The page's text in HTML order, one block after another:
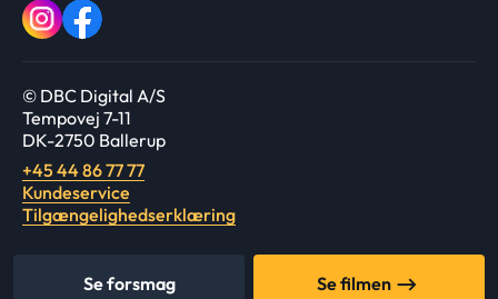
Se forsmag Se filmen
© DBC Digital A/S
Tempovej 7-11
DK-2750 Ballerup
+45 44 86 77 77
Kundeservice
Tilgængelighedserklæring